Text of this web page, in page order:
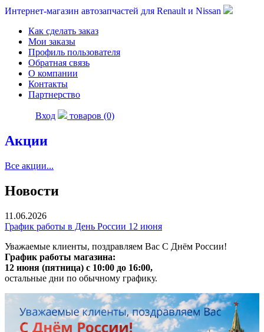
Интернет-магазин автозапчастей для Renault и Nissan
Как сделать заказ
Мои заказы
Профиль пользователя
Обратная связь
О компании
Контакты
Партнерство
Вход товаров (0)
Акции
Все акции...
Новости
11.06.2026
График работы в День России 12 июня
Уважаемые клиенты, поздравляем Вас С Днём России!
График работы магазина:
12 июня (пятница) с 10:00 до 16:00,
остальные дни по обычному графику.